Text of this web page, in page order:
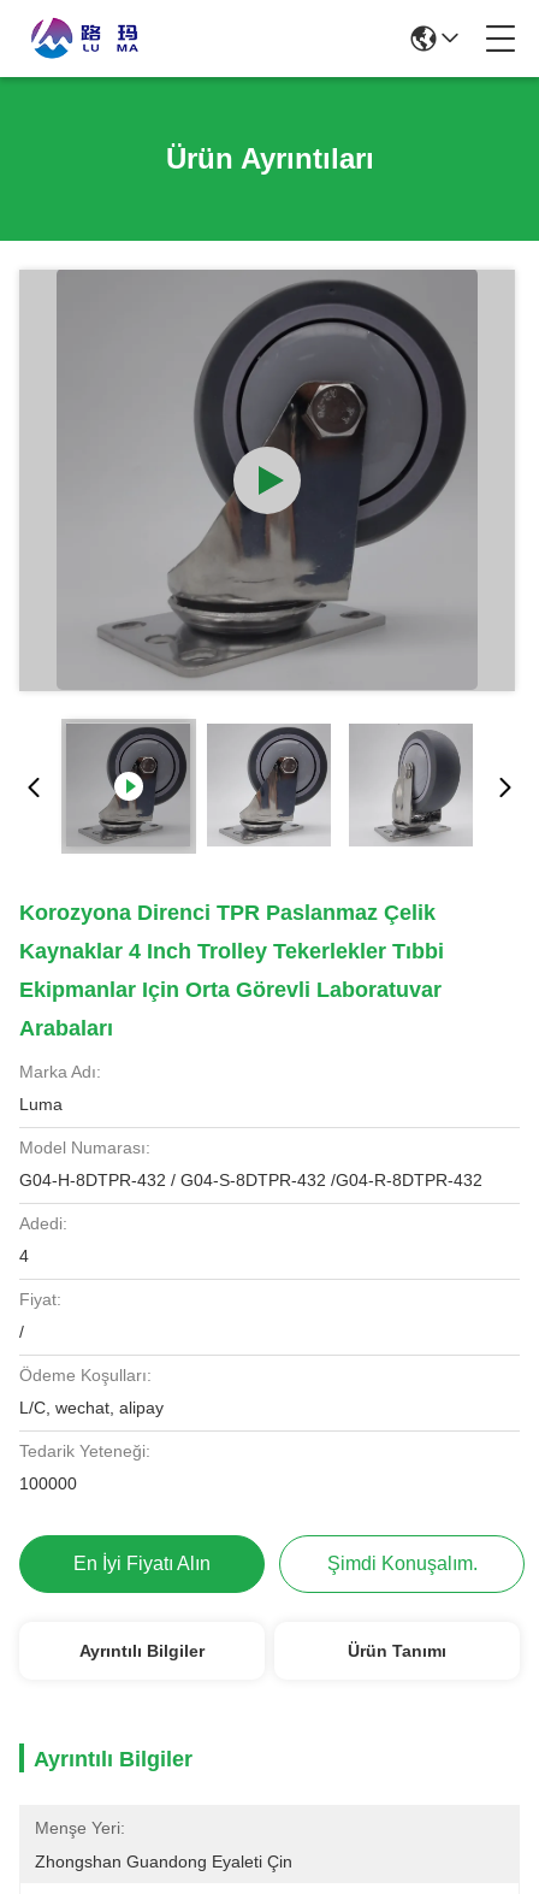
Ürün Ayrıntıları
Korozyona Direnci TPR Paslanmaz Çelik
Kaynaklar 4 Inch Trolley Tekerlekler Tıbbi
Ekipmanlar Için Orta Görevli Laboratuvar
Arabaları
Marka Adı:
Luma
Model Numarası:
G04-H-8DTPR-432 / G04-S-8DTPR-432 /G04-R-8DTPR-432
Adedi:
4
Fiyat:
/
Ödeme Koşulları:
L/C, wechat, alipay
Tedarik Yeteneği:
100000
En İyi Fiyatı Alın Şimdi Konuşalım.
Ayrıntılı Bilgiler Ürün Tanımı
Ayrıntılı Bilgiler
Menşe Yeri:
Zhongshan Guandong Eyaleti Çin